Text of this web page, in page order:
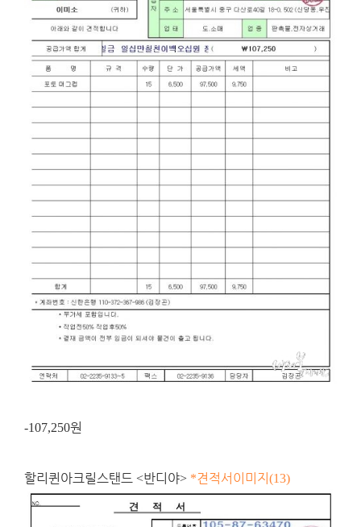
-107,250원
할리퀸아크릴스탠드 <반디야> *견적서이미지 (13)